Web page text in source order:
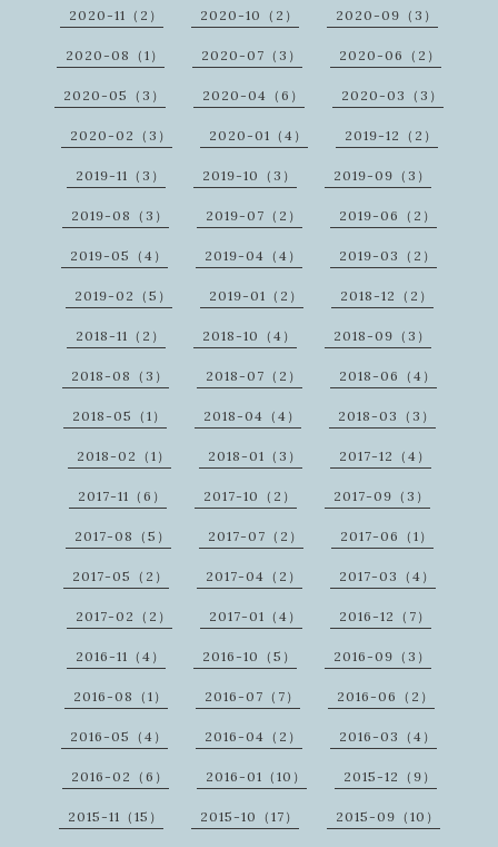
2020-11（2） 2020-10（2） 2020-09（3）
2020-08（1） 2020-07（3） 2020-06（2）
2020-05（3） 2020-04（6） 2020-03（3）
2020-02（3） 2020-01（4） 2019-12（2）
2019-11（3） 2019-10（3） 2019-09（3）
2019-08（3） 2019-07（2） 2019-06（2）
2019-05（4） 2019-04（4） 2019-03（2）
2019-02（5） 2019-01（2） 2018-12（2）
2018-11（2） 2018-10（4） 2018-09（3）
2018-08（3） 2018-07（2） 2018-06（4）
2018-05（1） 2018-04（4） 2018-03（3）
2018-02（1） 2018-01（3） 2017-12（4）
2017-11（6） 2017-10（2） 2017-09（3）
2017-08（5） 2017-07（2） 2017-06（1）
2017-05（2） 2017-04（2） 2017-03（4）
2017-02（2） 2017-01（4） 2016-12（7）
2016-11（4） 2016-10（5） 2016-09（3）
2016-08（1） 2016-07（7） 2016-06（2）
2016-05（4） 2016-04（2） 2016-03（4）
2016-02（6） 2016-01（10） 2015-12（9）
2015-11（15） 2015-10（17） 2015-09（10）